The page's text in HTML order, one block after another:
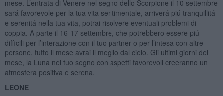
mese. L’entrata di Venere nel segno dello Scorpione il 10 settembre
sará favorevole per la tua vita sentimentale, arriverá piú tranquillitá
e serenitá nella tua vita, potrai risolvere eventuali problemi di
coppia. A parte il 16-17 settembre, che potrebbero essere piú
difficili per l’interazione con il tuo partner o per l’intesa con altre
persone, tutto il mese avrai il meglio dal cielo. Gli ultimi giorni del
mese, la Luna nel tuo segno con aspetti favorevoli creeranno un
atmosfera positiva e serena.
LEONE